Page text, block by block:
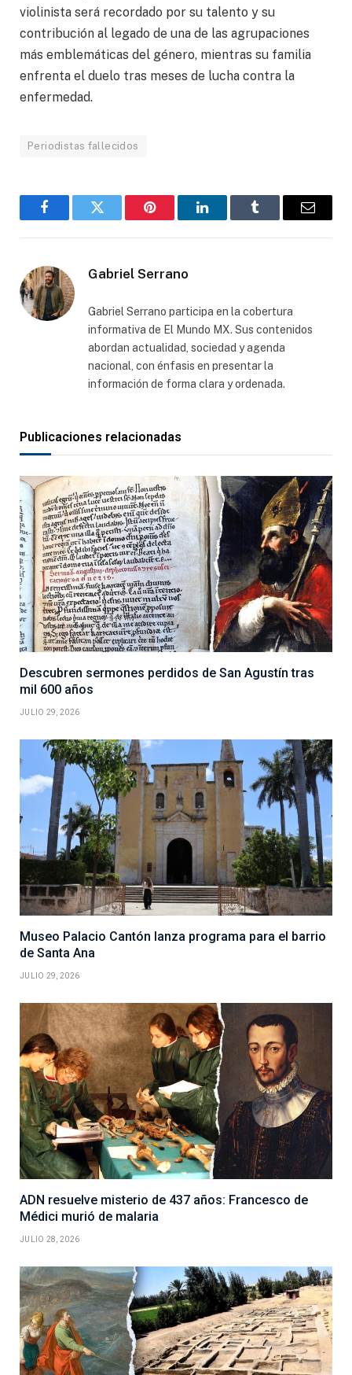
violinista será recordado por su talento y su
contribución al legado de una de las agrupaciones
más emblemáticas del género, mientras su familia
enfrenta el duelo tras meses de lucha contra la
enfermedad.
Periodistas fallecidos
FacebookGorjeo Pinterest LinkedInTumblr
Correo
Gabriel Serrano
Gabriel Serrano participa en la cobertura
informativa de El Mundo MX. Sus contenidos
abordan actualidad, sociedad y agenda
nacional, con énfasis en presentar la
información de forma clara y ordenada.
Publicaciones relacionadas
Descubren sermones perdidos de San Agustín tras
mil 600 años
JULIO 29, 2026
Museo Palacio Cantón lanza programa para el barrio
de Santa Ana
JULIO 29, 2026
ADN resuelve misterio de 437 años: Francesco de
Médici murió de malaria
JULIO 28, 2026